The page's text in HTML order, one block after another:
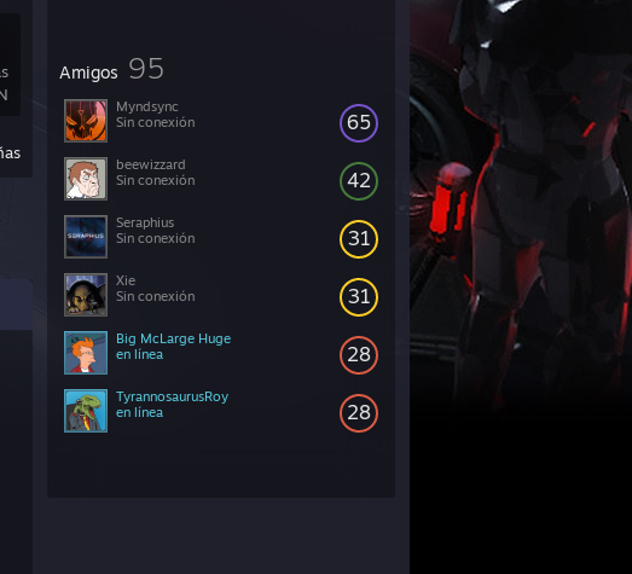
Amigos 95
65
Myndsync
Sin conexión
42
beewizzard
Sin conexión
31
Seraphius
Sin conexión
31
Xie
Sin conexión
28
Big McLarge Huge
en línea
28
TyrannosaurusRoy
en línea